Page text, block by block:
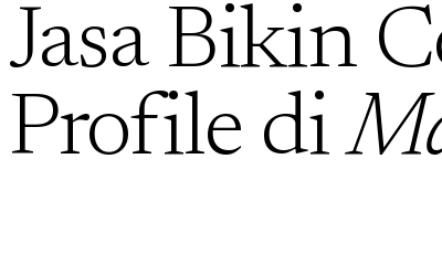
Jasa Bikin
Profile di